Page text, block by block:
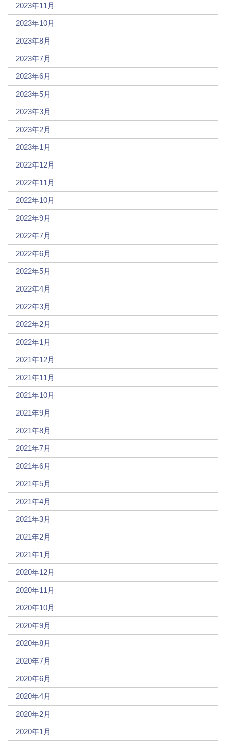
2023年11月
2023年10月
2023年8月
2023年7月
2023年6月
2023年5月
2023年3月
2023年2月
2023年1月
2022年12月
2022年11月
2022年10月
2022年9月
2022年7月
2022年6月
2022年5月
2022年4月
2022年3月
2022年2月
2022年1月
2021年12月
2021年11月
2021年10月
2021年9月
2021年8月
2021年7月
2021年6月
2021年5月
2021年4月
2021年3月
2021年2月
2021年1月
2020年12月
2020年11月
2020年10月
2020年9月
2020年8月
2020年7月
2020年6月
2020年4月
2020年2月
2020年1月